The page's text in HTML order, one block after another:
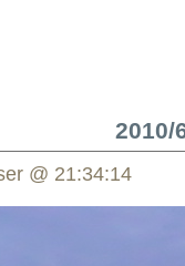
2010/
@ 21:34:14